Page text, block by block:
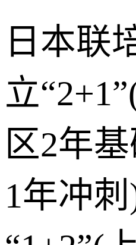
日本联
立
区2年
1年冲